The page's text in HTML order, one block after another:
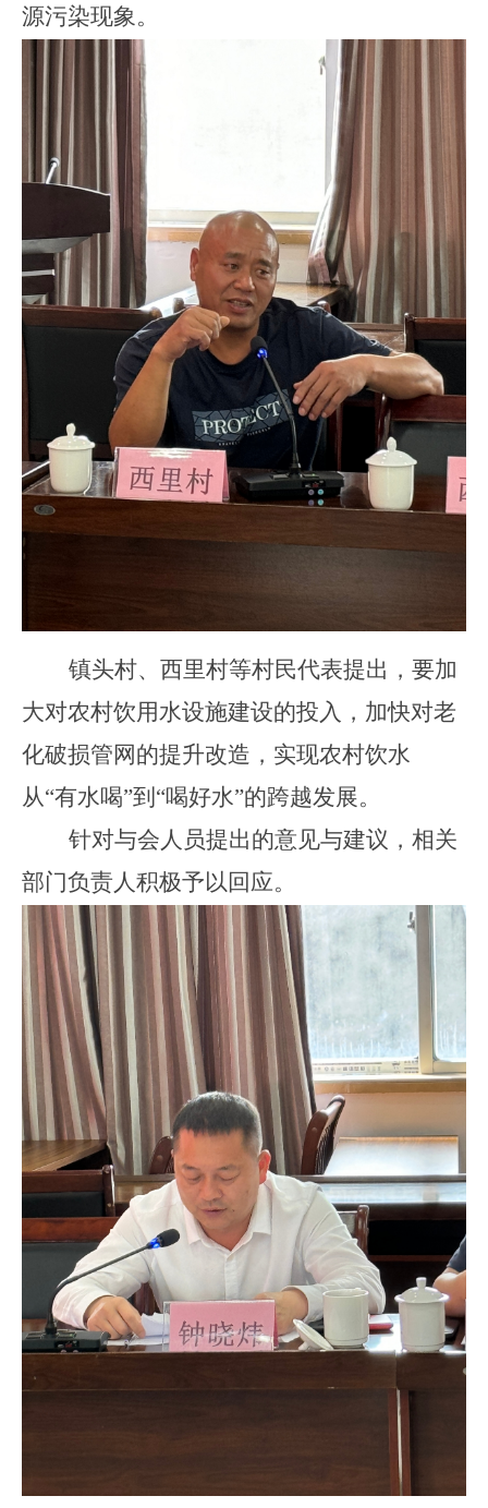
源污染现象。
镇头村、西里村等村民代表提出，要加
大对农村饮用水设施建设的投入，加快对老
化破损管网的提升改造，实现农村饮水
从“有水喝”到“喝好水”的跨越发展。
针对与会人员提出的意见与建议 ，相关
部门负责人积极予以回应。